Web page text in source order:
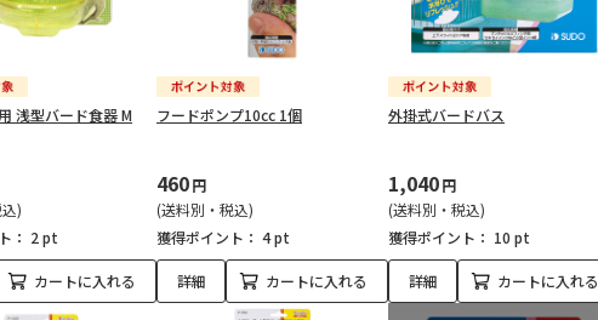
浅型バード食器 M
)
： 2 pt
カートに入れる
フードポンプ10cc 1個
460円
(送料別・税込)
獲得ポイント： 4 pt
詳細 カートに入れる
外掛式バードバス
1,040円
(送料別・税込)
獲得ポイント： 10 pt
詳細 カートに入れる